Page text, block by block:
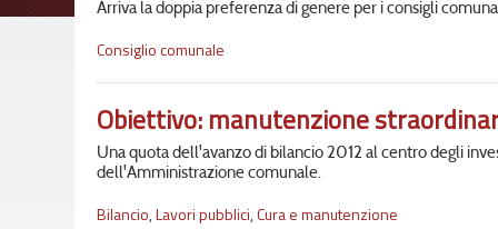
Arriva la doppia preferenza di genere per i consigli
Consiglio comunale
Obiettivo: manutenzione
Una quota dell'avanzo di bilancio 2012 al centro degli
dell'Amministrazione comunale.
Bilancio,Lavori pubblici,Cura e manutenzione